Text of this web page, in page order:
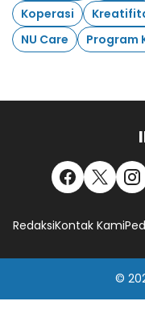
Koperasi
NU Care
Program
RedaksiKontak Kami
©